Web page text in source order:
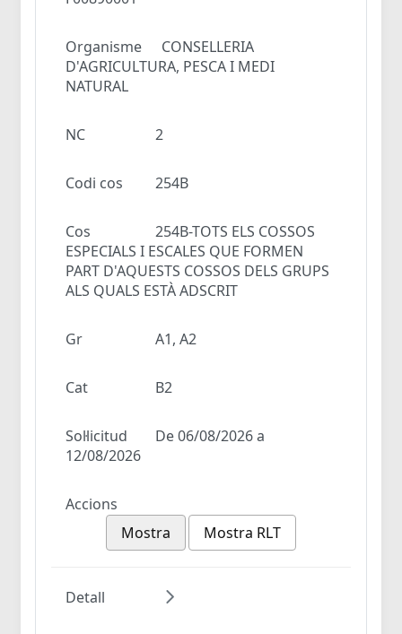
Organisme
CONSELLERIA
D'AGRICULTURA, PESCA I MEDI
NATURAL
NC 2
Codi cos 254B
Cos
254B-TOTS ELS COSSOS
ESPECIALS I ESCALES QUE FORMEN
PART D'AQUESTS COSSOS DELS GRUPS
ALS QUALS ESTÀ ADSCRIT
Gr A1, A2
Cat B2
Sol·licitud
De 06/08/2026 a
12/08/2026
Accions
Mostra
Mostra RLT
Detall